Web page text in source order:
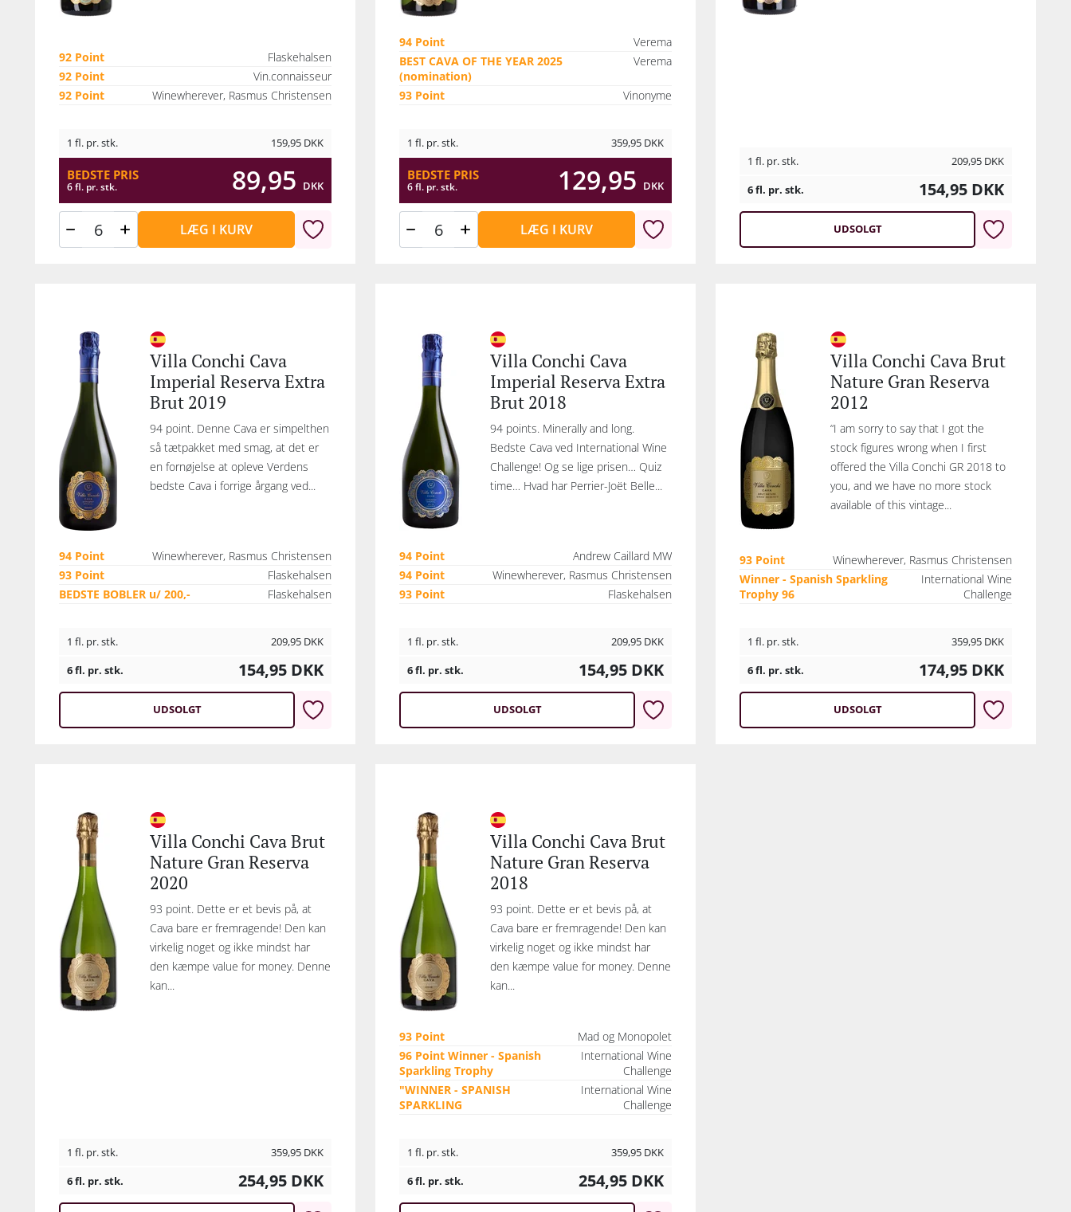
Javiers mor, Conchi, der døde i juli 2010. Hun nåede
catalanske vineventyr, men nu hyldes hun som en kilde til
inspiration for klasse og elegance.
92 Point
Flaskehalsen
92 Point
Vin.connaisseur
92 Point
Winewherever, Rasmus Christensen
1 fl. pr. stk. 159,95 DKK
BEDSTE PRIS
6 fl. pr. stk. 89,95 DKK
LÆG I KURV
94 Point
Verema
BEST CAVA OF THE YEAR 2025
(nomination)
Verema
93 Point Vinonyme
1 fl. pr. stk. 359,95 DKK
BEDSTE PRIS
6 fl. pr. stk. 129,95 DKK
LÆG I KURV
1 fl. pr. stk. 209,95 DKK
6 fl. pr. stk.
154,95 DKK
UDSOLGT
Villa Conchi Cava
Imperial Reserva Extra
Brut 2019
94 point. Denne Cava er simpelthen
så tætpakket med smag, at det er
en fornøjelse at opleve Verdens
bedste Cava i forrige årgang ved...
94 Point
Winewherever, Rasmus Christensen
93 Point
Flaskehalsen
BEDSTE BOBLER u/ 200,-
Flaskehalsen
1 fl. pr. stk. 209,95 DKK
6 fl. pr. stk.
154,95 DKK
UDSOLGT
Villa Conchi Cava
Imperial Reserva Extra
Brut 2018
94 points. Minerally and long.
Bedste Cava ved International Wine
Challenge! Og se lige prisen… Quiz
time… Hvad har Perrier-Joët Belle...
94 Point
Andrew Caillard MW
94 Point
Winewherever, Rasmus Christensen
93 Point
Flaskehalsen
1 fl. pr. stk. 209,95 DKK
6 fl. pr. stk.
154,95 DKK
UDSOLGT
Villa Conchi Cava Brut
Nature Gran Reserva
2012
“I am sorry to say that I got the
stock figures wrong when I first
offered the Villa Conchi GR 2018 to
you, and we have no more stock
available of this vintage...
93 Point
Winewherever, Rasmus Christensen
Winner - Spanish Sparkling
Trophy 96
International Wine
Challenge
1 fl. pr. stk. 359,95 DKK
6 fl. pr. stk.
174,95 DKK
UDSOLGT
Villa Conchi Cava Brut
Nature Gran Reserva
2020
93 point. Dette er et bevis på, at
Cava bare er fremragende! Den kan
virkelig noget og ikke mindst har
den kæmpe value for money. Denne
kan...
1 fl. pr. stk. 359,95 DKK
6 fl. pr. stk.
254,95 DKK
Villa Conchi Cava Brut
Nature Gran Reserva
2018
93 point. Dette er et bevis på, at
Cava bare er fremragende! Den kan
virkelig noget og ikke mindst har
den kæmpe value for money. Denne
kan...
93 Point
Mad og Monopolet
96 Point Winner - Spanish
Sparkling Trophy
International Wine
Challenge
"WINNER - SPANISH
SPARKLING
International Wine
Challenge
1 fl. pr. stk. 359,95 DKK
6 fl. pr. stk.
254,95 DKK